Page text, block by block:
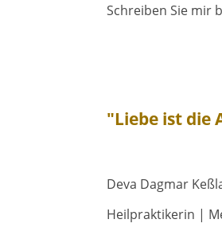
Schreiben Sie mir
"Liebe ist die
Deva Dagmar
Heilpraktikerin |